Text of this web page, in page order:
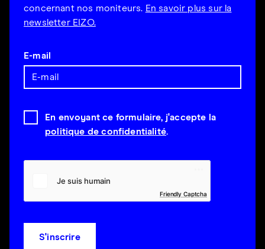
concernant nos moniteurs. En savoir plus sur la
newsletter EIZO.
E-mail
En envoyant ce formulaire, j'accepte la
politique de confidentialité.
Friendly Captcha
S'inscrire